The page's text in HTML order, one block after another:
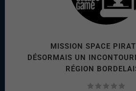
MISSION SPACE
DÉSORMAIS UN
RÉGION